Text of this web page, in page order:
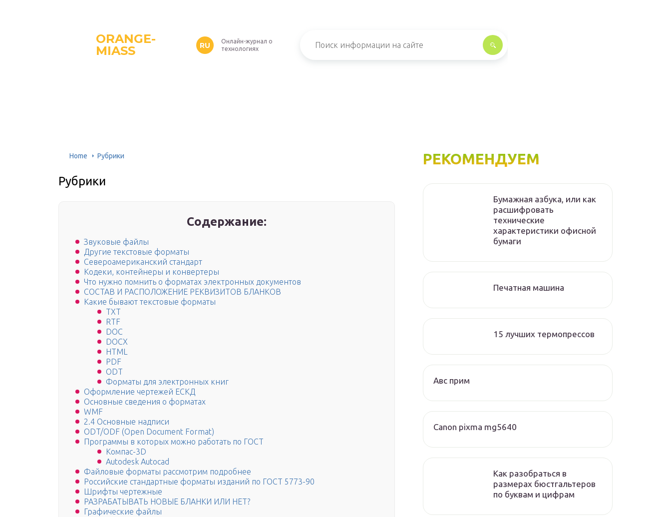
ORANGE-
MIASS
RU
Онлайн-журнал о
технологиях
Home Рубрики
Рубрики
Содержание:
Звуковые файлы
Другие текстовые форматы
Североамериканский стандарт
Кодеки, контейнеры и конвертеры
Что нужно помнить о форматах электронных документов
СОСТАВ И РАСПОЛОЖЕНИЕ РЕКВИЗИТОВ БЛАНКОВ
Какие бывают текстовые форматы
TXT
RTF
DOC
DOCX
HTML
PDF
ODT
Форматы для электронных книг
Оформление чертежей ЕСКД
Основные сведения о форматах
WMF
2.4 Основные надписи
ODT/ODF (Open Document Format)
Программы в которых можно работать по ГОСТ
Компас-3D
Autodesk Autocad
Файловые форматы рассмотрим подробнее
Российские стандартные форматы изданий по ГОСТ 5773-90
Шрифты чертежные
РАЗРАБАТЫВАТЬ НОВЫЕ БЛАНКИ ИЛИ НЕТ?
Графические файлы
РЕКОМЕНДУЕМ
Бумажная азбука, или как
расшифровать
технические
характеристики офисной
бумаги
Печатная машина
15 лучших термопрессов
Авс прим
Canon pixma mg5640
Как разобраться в
размерах бюстгальтеров
по буквам и цифрам